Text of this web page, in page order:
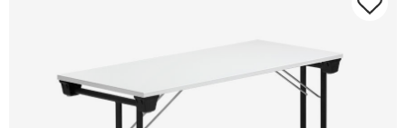
Företag